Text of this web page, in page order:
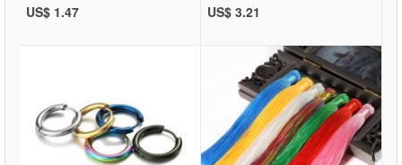
US$ 1.47 US$ 3.21